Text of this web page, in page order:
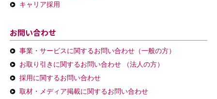
キャリア採用
お問い合わせ
事業・サービスに関するお問い合わせ（一般の方）
お取り引きに関するお問い合わせ （法人の方）
採用に関するお問い合わせ
取材・メディア掲載に関するお問い合わせ